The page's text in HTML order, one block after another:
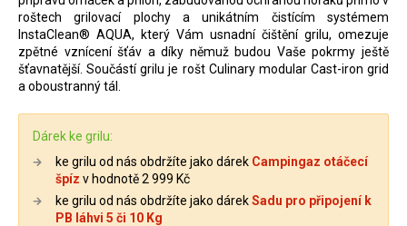
roštech grilovací plochy a unikátním čistícím systémem
InstaClean® AQUA, který Vám usnadní čištění grilu, omezuje
zpětné vznícení šťáv a díky němuž budou Vaše pokrmy ještě
šťavnatější. Součástí grilu je rošt Culinary modular Cast-iron grid
a oboustranný tál.
Dárek ke grilu:
ke grilu od nás obdržíte jako dárek Campingaz otáčecí
špíz v hodnotě 2 999 Kč
ke grilu od nás obdržíte jako dárekSadu pro připojení k
PB láhvi 5 či 10 Kg